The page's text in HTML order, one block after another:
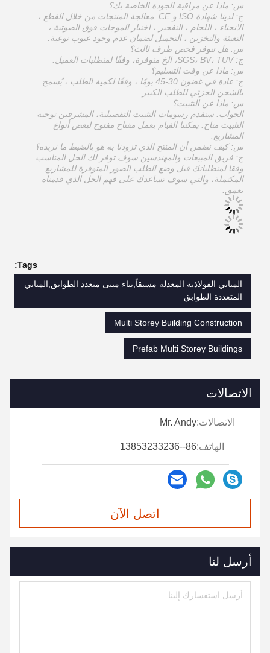
س: ماذا عن مراقبة الجودة الخاصة بك؟
ج: لدينا شهادة ISO و CE. معالجة المنتجات من خلال القطع ،
الانحناء ، اللحام ، التفجير ، اختبار الموجات فوق الصوتية ،
التعبئة والتخزين ، التحميل لضمان عدم وجود عيوب نوعية.
س: هل تتوفر فحص طرف ثالث؟
ج: SGS، BV، TUV، الخ متوفرة، وفقًا لمتطلبات العميل.
س: ماذا عن وقت التسليم؟
ج: عادة في غضون 30-45 يومًا ، وفقًا لكمية الطلب ، يُسمح
بالشحن الجزئي للطلب الكبير.
س: ماذا عن التثبيت؟
الجواب: سنقدم رسومات التثبيت التفصيلية، المشرفين توجيه
التثبيت متاح. يمكننا القيام بعمل مفتاح مفتوح لبعض أنواع
المشاريع.
س: كيف نضمن أن المنتج الذي تزودنا به هو بالضبط ما نريده؟
ج: فريق المبيعات والمهندسين سوف توفر لك الحل المناسب
وفقا لمتطلباتك قبل وضع الطلب.الصور المتوفرة للمشاريع
المكتملة، والتي سوف تساعدك على فهم الحل الذي قدمناه
بعمق.
Tags:
المباني الفولاذية المعدلة مسبقاً,بناء مبنى متعدد الطوابق,المباني
المتعددة الطوابق
Multi Storey Building Construction
Prefab Multi Storey Buildings
الاتصالات
الاتصالات:Mr. Andy
الهاتف:86--13853233236
اتصل الآن
أرسل لنا